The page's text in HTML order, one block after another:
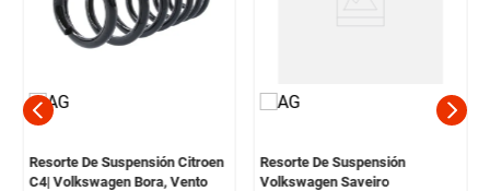
Resorte De Suspensión Citroen
C4| Volkswagen Bora, Vento
Resorte De Suspensión
Volkswagen Saveiro